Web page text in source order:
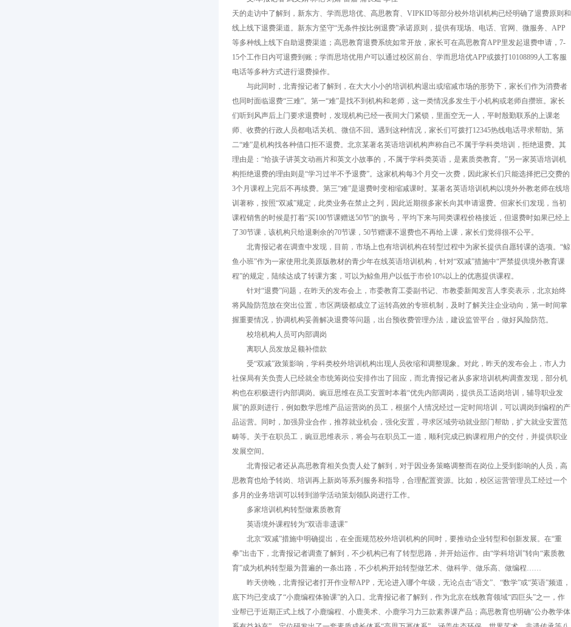
天的走访中了解到，新东方、学而思培优、高思教育、VIPKID等部分校外培训机构已经明确了退费原则和
线上线下退费渠道。新东方坚守“无条件按比例退费”承诺原则，提供有现场、电话、官网、微服务、APP
等多种线上线下自助退费渠道；高思教育退费系统如常开放，家长可在高思教育APP里发起退费申请，7-
15个工作日内可退费到账；学而思培优用户可以通过校区前台、学而思培优APP或拨打10108899人工客服
电话等多种方式进行退费操作。
与此同时，北青报记者了解到，在大大小小的培训机构退出或缩减市场的形势下，家长们作为消费者
也同时面临退费“三难”。第一“难”是找不到机构和老师，这一类情况多发生于小机构或老师自攒班。家长
们听到风声后上门要求退费时，发现机构已经一夜间大门紧锁，里面空无一人，平时殷勤联系的上课老
师、收费的行政人员都电话关机、微信不回。遇到这种情况，家长们可拨打12345热线电话寻求帮助。第
二“难”是机构找各种借口拒不退费。北京某著名英语培训机构声称自己不属于学科类培训，拒绝退费。其
理由是：“给孩子讲英文动画片和英文小故事的，不属于学科类英语，是素质类教育。”另一家英语培训机
构拒绝退费的理由则是“学习过半不予退费”。这家机构每3个月交一次费，因此家长们只能选择把已交费的
3个月课程上完后不再续费。第三“难”是退费时变相缩减课时。某著名英语培训机构以境外外教老师在线培
训著称，按照“双减”规定，此类业务在禁止之列，因此近期很多家长向其申请退费。但家长们发现，当初
课程销售的时候是打着“买100节课赠送50节”的旗号，平均下来与同类课程价格接近，但退费时如果已经上
了30节课，该机构只给退剩余的70节课，50节赠课不退费也不再给上课，家长们觉得很不公平。
北青报记者在调查中发现，目前，市场上也有培训机构在转型过程中为家长提供自愿转课的选项。“鲸
鱼小班”作为一家使用北美原版教材的青少年在线英语培训机构，针对“双减”措施中“严禁提供境外教育课
程”的规定，陆续达成了转课方案，可以为鲸鱼用户以低于市价10%以上的优惠提供课程。
针对“退费”问题，在昨天的发布会上，市委教育工委副书记、市教委新闻发言人李奕表示，北京始终
将风险防范放在突出位置，市区两级都成立了运转高效的专班机制，及时了解关注企业动向，第一时间掌
握重要情况，协调机构妥善解决退费等问题，出台预收费管理办法，建设监管平台，做好风险防范。
校培机构人员可内部调岗
离职人员发放足额补偿款
受“双减”政策影响，学科类校外培训机构出现人员收缩和调整现象。对此，昨天的发布会上，市人力
社保局有关负责人已经就全市统筹岗位安排作出了回应，而北青报记者从多家培训机构调查发现，部分机
构也在积极进行内部调岗。豌豆思维在员工安置时本着“优先内部调岗，提供员工适岗培训，辅导职业发
展”的原则进行，例如数学思维产品运营岗的员工，根据个人情况经过一定时间培训，可以调岗到编程的产
品运营。同时，加强异业合作，推荐就业机会，强化安置，寻求区域劳动就业部门帮助，扩大就业安置范
畴等。关于在职员工，豌豆思维表示，将会与在职员工一道，顺利完成已购课程用户的交付，并提供职业
发展空间。
北青报记者还从高思教育相关负责人处了解到，对于因业务策略调整而在岗位上受到影响的人员，高
思教育也给予转岗、培训再上新岗等系列服务和指导，合理配置资源。比如，校区运营管理员工经过一个
多月的业务培训可以转到游学活动策划领队岗进行工作。
多家培训机构转型做素质教育
英语境外课程转为“双语非遗课”
北京“双减”措施中明确提出，在全面规范校外培训机构的同时，要推动企业转型和创新发展。在“重
拳”出击下，北青报记者调查了解到，不少机构已有了转型思路，并开始运作。由“学科培训”转向“素质教
育”成为机构转型最为普遍的一条出路，不少机构开始转型做艺术、做科学、做乐高、做编程……
昨天傍晚，北青报记者打开作业帮APP，无论进入哪个年级，无论点击“语文”、“数学”或“英语”频道，
底下均已变成了“小鹿编程体验课”的入口。北青报记者了解到，作为北京在线教育领域“四巨头”之一，作
业帮已于近期正式上线了小鹿编程、小鹿美术、小鹿学习力三款素养课产品；高思教育也明确“公办教学体